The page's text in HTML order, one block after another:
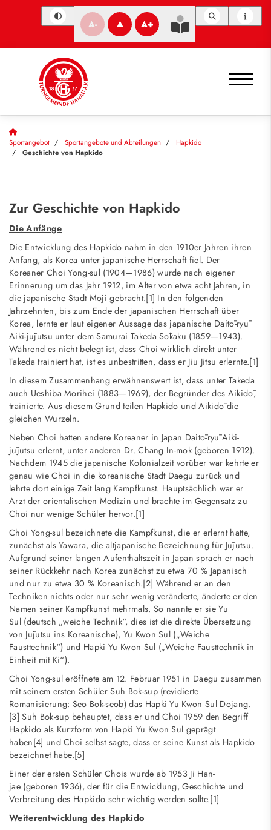
A- A A+
Sportangebot Sportangebote und Abteilungen
Hapkido
Geschichte von Hapkido
Zur Geschichte von Hapkido
Die Anfänge
Die Entwicklung des Hapkido nahm in den 1910er Jahren ihren
Anfang, als Korea unter japanische Herrschaft fiel. Der
Koreaner Choi Yong-sul (1904—1986) wurde nach eigener
Erinnerung um das Jahr 1912, im Alter von etwa acht Jahren, in
die japanische Stadt Moji gebracht.[1] In den folgenden
Jahrzehnten, bis zum Ende der japanischen Herrschaft über
Korea, lernte er laut eigener Aussage das japanische Daitō-ryū
Aiki-jūjutsu unter dem Samurai Takeda Sōkaku (1859—1943).
Während es nicht belegt ist, dass Choi wirklich direkt unter
Takeda trainiert hat, ist es unbestritten, dass er Jiu Jitsu erlernte.[1]
In diesem Zusammenhang erwähnenswert ist, dass unter Takeda
auch Ueshiba Morihei (1883—1969), der Begründer des Aikidō,
trainierte. Aus diesem Grund teilen Hapkido und Aikidō die
gleichen Wurzeln.
Neben Choi hatten andere Koreaner in Japan Daitō-ryū Aiki-
jūjutsu erlernt, unter anderen Dr. Chang In-mok (geboren 1912).
Nachdem 1945 die japanische Kolonialzeit vorüber war kehrte er
genau wie Choi in die koreanische Stadt Daegu zurück und
lehrte dort einige Zeit lang Kampfkunst. Hauptsächlich war er
Arzt der orientalischen Medizin und brachte im Gegensatz zu
Choi nur wenige Schüler hervor.[1]
Choi Yong-sul bezeichnete die Kampfkunst, die er erlernt hatte,
zunächst als Yawara, die altjapanische Bezeichnung für Jūjutsu.
Aufgrund seiner langen Aufenthaltszeit in Japan sprach er nach
seiner Rückkehr nach Korea zunächst zu etwa 70 % Japanisch
und nur zu etwa 30 % Koreanisch.[2] Während er an den
Techniken nichts oder nur sehr wenig veränderte, änderte er den
Namen seiner Kampfkunst mehrmals. So nannte er sie Yu
Sul (deutsch „weiche Technik“, dies ist die direkte Übersetzung
von Jūjutsu ins Koreanische), Yu Kwon Sul („Weiche
Fausttechnik“) und Hapki Yu Kwon Sul („Weiche Fausttechnik in
Einheit mit Ki“).
Choi Yong-sul eröffnete am 12. Februar 1951 in Daegu zusammen
mit seinem ersten Schüler Suh Bok-sup (revidierte
Romanisierung: Seo Bok-seob) das Hapki Yu Kwon Sul Dojang.
[3] Suh Bok-sup behauptet, dass er und Choi 1959 den Begriff
Hapkido als Kurzform von Hapki Yu Kwon Sul geprägt
haben[4] und Choi selbst sagte, dass er seine Kunst als Hapkido
bezeichnet habe.[5]
Einer der ersten Schüler Chois wurde ab 1953 Ji Han-
jae (geboren 1936), der für die Entwicklung, Geschichte und
Verbreitung des Hapkido sehr wichtig werden sollte.[1]
Weiterentwicklung des Hapkido